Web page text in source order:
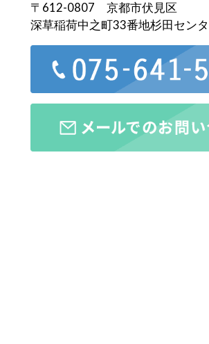
〒612-0807 京都市伏見区
深草稲荷中之町33番地杉田セン